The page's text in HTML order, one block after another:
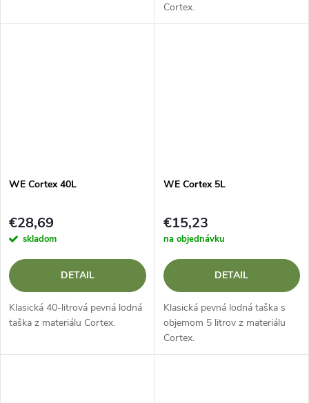
Cortex.
WE Cortex 40L
€28,69
skladom
DETAIL
Klasická 40-litrová pevná lodná
taška z materiálu Cortex.
WE Cortex 5L
€15,23
na objednávku
DETAIL
Klasická pevná lodná taška s
objemom 5 litrov z materiálu
Cortex.